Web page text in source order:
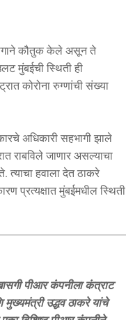
कौतुक केले असून ते
मुंबईची स्थिती ही
कोरोना रुग्णांची संख्या
अधिकारी सहभागी झाले
जाणार असल्याचा
त्याचा हवाला देत ठाकरे
प्रत्यक्षात मुंबईमधील स्थिती
पीआर कंपनीला कंत्राट
मुख्यमंत्री उद्धव ठाकरे यांचे